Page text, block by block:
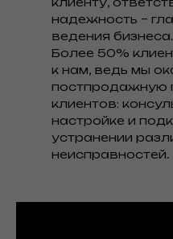
надежность –
ведения бизнеса.
Более 50%
к нам, ведь мы
постпродажную
клиентов:
настройке и
устранении
неисправностей.